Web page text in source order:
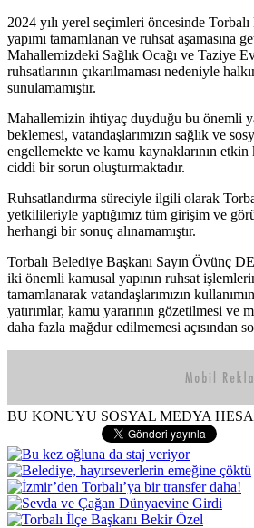
2024 yılı yerel seçimleri öncesinde
yapımı tamamlanan ve ruhsat aşamasına
Mahallemizdeki Sağlık Ocağı ve Taziye
ruhsatlarının çıkarılmaması nedeniyle
sunulamamıştır.
Mahallemizin ihtiyaç duyduğu bu önemli
beklemesi, vatandaşlarımızın sağlık ve
engellemekte ve kamu kaynaklarının etkin
ciddi bir sorun oluşturmaktadır.
Ruhsatlandırma süreciyle ilgili olarak
yetkilileriyle yaptığımız tüm girişim ve
herhangi bir sonuç alınamamıştır.
Torbalı Belediye Başkanı Sayın Övünç
iki önemli kamusal yapının ruhsat
tamamlanarak vatandaşlarımızın
yatırımlar, kamu yararının gözetilmesi ve
daha fazla mağdur edilmemesi açısından
BU KONUYU SOSYAL MEDYA